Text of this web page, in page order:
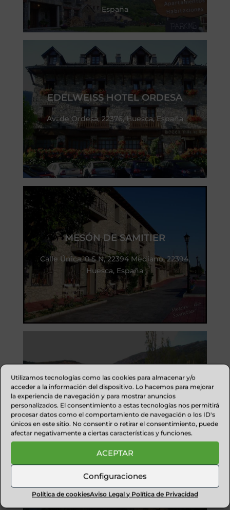
Utilizamos tecnologías como las cookies para almacenar y/o
acceder a la información del dispositivo. Lo hacemos para mejorar
la experiencia de navegación y para mostrar anuncios
personalizados. El consentimiento a estas tecnologías nos permitirá
procesar datos como el comportamiento de navegación o los ID's
únicos en este sitio. No consentir o retirar el consentimiento, puede
afectar negativamente a ciertas características y funciones.
ACEPTAR
Configuraciones
Política de cookiesAviso Legal y Política de Privacidad
España
EDELWEISS HOTEL ORDESA
Av. de Ordesa, 22376, Huesca, España
MESÓN DE SAMITIER
Calle Única, 0 S N, 22394 Mediano, 22394,
Huesca, España
ALBERGUE DE SIN
Albergue de Sin, Sin, España
HOTEL CASA DE SAN MARTIN